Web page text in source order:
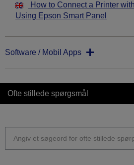
How to Connect a Printer
Using Epson Smart Panel
Software / Mobil Apps
Ofte stillede spørgsmål